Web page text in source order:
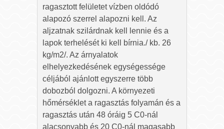
ragasztott felületet vízben oldódó
alapozó szerrel alapozni kell. Az
aljzatnak szilárdnak kell lennie és a
lapok terhelését ki kell bírnia./ kb. 26
kg/m2/. Az árnyalatok
elhelyezkedésének egységessége
céljából ajánlott egyszerre több
dobozból dolgozni. A környezeti
hőmérséklet a ragasztás folyamán és a
ragasztás után 48 óráig 5 C0-nál
alacsonyabb és 20 C0-nál magasabb